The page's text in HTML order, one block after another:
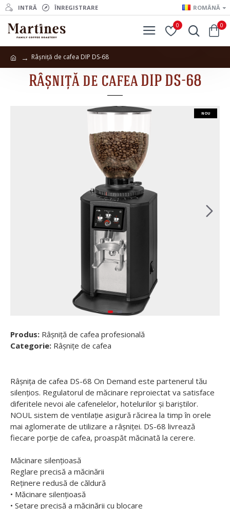
INTRĂ ÎNREGISTRARE ROMÂNĂ
0 0
Râșniță de cafea DIP DS-68
Râșniță de cafea DIP DS-68
NOU
Produs: Râșniță de cafea profesională
Categorie: Râșnițe de cafea
Râșnița de cafea DS-68 On Demand este partenerul tău
silențios. Regulatorul de măcinare reproiectat va satisface
diferitele nevoi ale cafenelelor, hotelurilor și bariștilor.
NOUL sistem de ventilație asigură răcirea la timp în orele
mai aglomerate de utilizare a râșniței. DS-68 livrează
fiecare porție de cafea, proaspăt măcinată la cerere.
Măcinare silențioasă
Reglare precisă a măcinării
Reținere redusă de căldură
• Măcinare silențioasă
• Setare precisă a măcinării cu blocare